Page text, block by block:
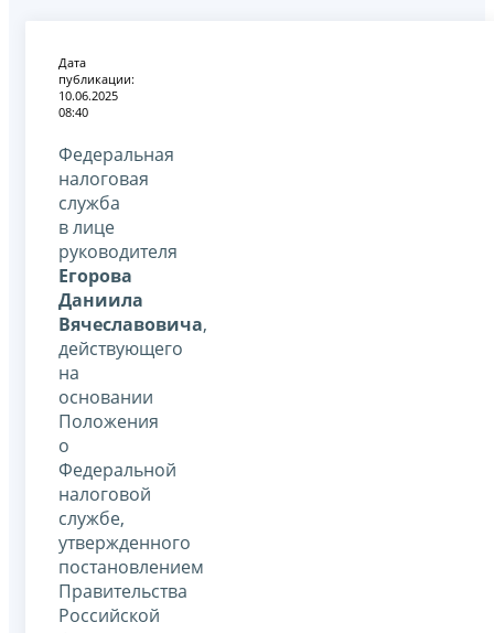
Дата
публикации:
10.06.2025
08:40
Федеральная
налоговая
служба
в лице
руководителя
Егорова
Даниила
Вячеславовича,
действующего
на
основании
Положения
о
Федеральной
налоговой
службе,
утвержденного
постановлением
Правительства
Российской